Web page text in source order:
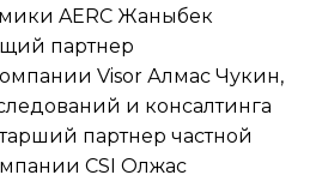
AERC Жаныбек
партнер
Visor Алмас Чукин,
и консалтинга
партнер частной
CSI Олжас